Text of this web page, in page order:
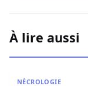
À lire aussi
NÉCROLOGIE